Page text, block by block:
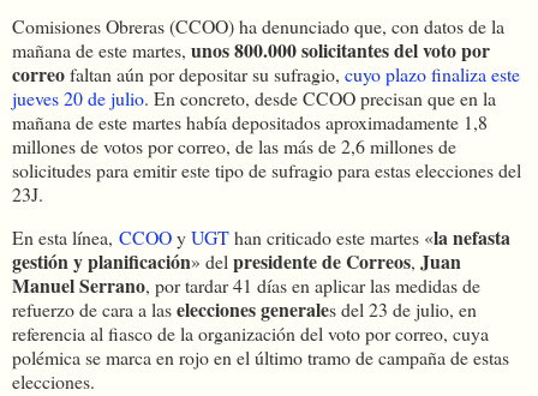
Comisiones Obreras (CCOO) ha denunciado que, con datos de la
mañana de este martes, unos 800.000 solicitantes del voto por
correofaltan aún por depositar su sufragio, cuyo plazo finaliza este
jueves 20 de julio. En concreto, desde CCOO precisan que en la
mañana de este martes había depositados aproximadamente 1,8
millones de votos por correo, de las más de 2,6 millones de
solicitudes para emitir este tipo de sufragio para estas elecciones del
23J.
En esta línea, CCOOyUGThan criticado este martes «la nefasta
gestión y planificación» delpresidente de Correos, Juan
Manuel Serrano, por tardar 41 días en aplicar las medidas de
refuerzo de cara a laselecciones generales del 23 de julio, en
referencia al fiasco de la organización del voto por correo, cuya
polémica se marca en rojo en el último tramo de campaña de estas
elecciones.